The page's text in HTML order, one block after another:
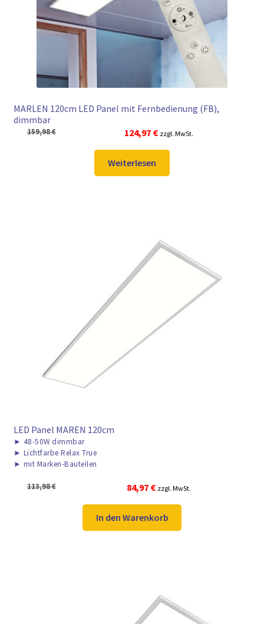
► ZAHLARTEN
► VERSANDARTEN
MARLEN 120cm LED Panel mit Fernbedienung (FB),
dimmbar
159,98€
Ursprünglicher
Preis
war:
159,98 €
124,97 €Aktueller
Preis
124,97 €.
zzgl. MwSt.
Weiterlesen
LED Panel MAREN 120cm
► 48-50W dimmbar
► Lichtfarbe Relax True
► mit Marken-Bauteilen
113,98€
Ursprünglicher
Preis
war:
113,98 €
84,97 €Aktueller
Preis
ist:
84,97 €.
zzgl. MwSt.
In den Warenkorb